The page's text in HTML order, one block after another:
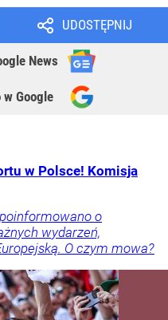
UDOSTĘPNIJ
News
w Google
w Polsce! Komisja
o
wydarzeń,
O czym mowa?